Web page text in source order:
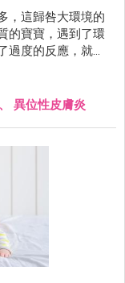
，這歸咎大環境的
的寶寶，遇到了環
過度的反應，就產
、 異位性皮膚炎